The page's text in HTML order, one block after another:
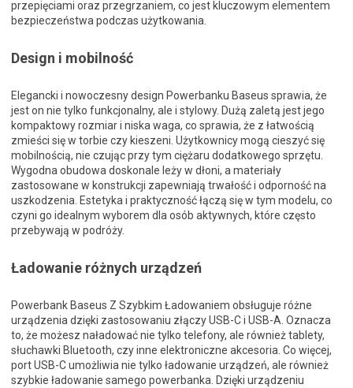
przepięciami oraz przegrzaniem, co jest kluczowym elementem
bezpieczeństwa podczas użytkowania.
Design i mobilność
Elegancki i nowoczesny design Powerbanku Baseus sprawia, że
jest on nie tylko funkcjonalny, ale i stylowy. Dużą zaletą jest jego
kompaktowy rozmiar i niska waga, co sprawia, że z łatwością
zmieści się w torbie czy kieszeni. Użytkownicy mogą cieszyć się
mobilnością, nie czując przy tym ciężaru dodatkowego sprzętu.
Wygodna obudowa doskonale leży w dłoni, a materiały
zastosowane w konstrukcji zapewniają trwałość i odporność na
uszkodzenia. Estetyka i praktyczność łączą się w tym modelu, co
czyni go idealnym wyborem dla osób aktywnych, które często
przebywają w podróży.
Ładowanie różnych urządzeń
Powerbank Baseus Z Szybkim Ładowaniem obsługuje różne
urządzenia dzięki zastosowaniu złączy USB-C i USB-A. Oznacza
to, że możesz naładować nie tylko telefony, ale również tablety,
słuchawki Bluetooth, czy inne elektroniczne akcesoria. Co więcej,
port USB-C umożliwia nie tylko ładowanie urządzeń, ale również
szybkie ładowanie samego powerbanka. Dzięki urządzeniu